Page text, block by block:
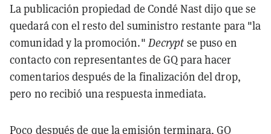
La publicación propiedad de Condé Nast dijo que se
quedará con el resto del suministro restante para "la
comunidad y la promoción." Decrypt se puso en
contacto con representantes de GQ para hacer
comentarios después de la finalización del drop,
pero no recibió una respuesta inmediata.
Poco después de que la emisión terminara, GQ